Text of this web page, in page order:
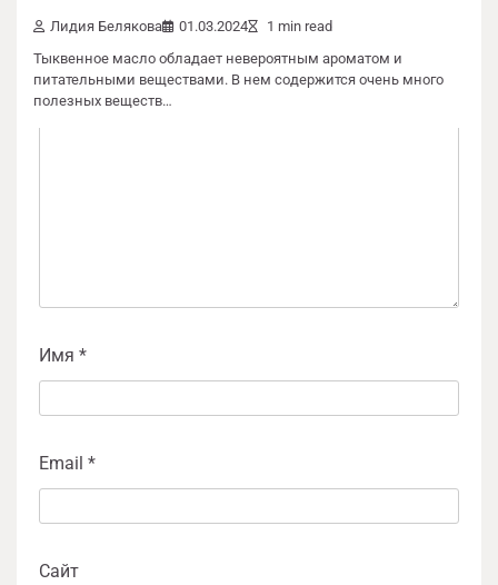
Лидия Белякова 01.03.2024
1 min read
Тыквенное масло обладает невероятным ароматом и
питательными веществами. В нем содержится очень много
полезных веществ…
Комментарий*
Имя *
Email *
Сайт